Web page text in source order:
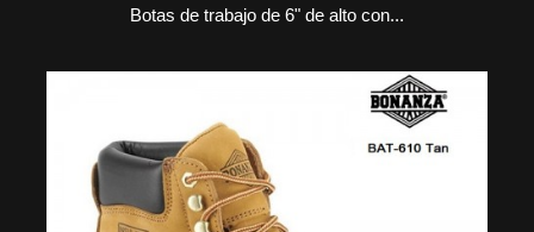
Botas de trabajo de 6" de alto con...